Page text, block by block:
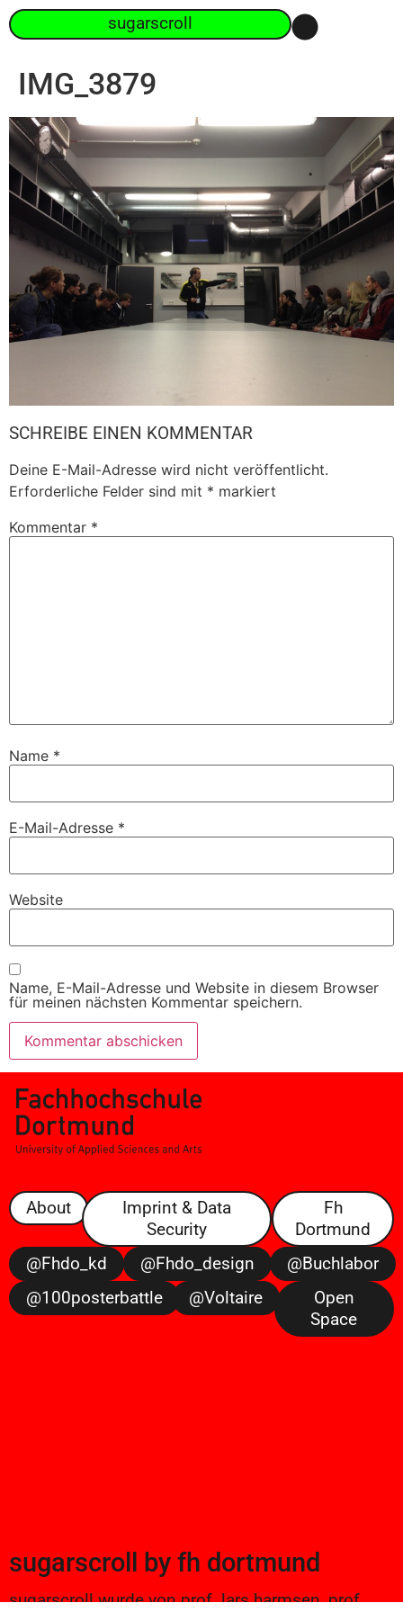
sugarscroll
IMG_3879
SCHREIBE EINEN KOMMENTAR
Deine E-Mail-Adresse wird nicht veröffentlicht.
Erforderliche Felder sind mit * markiert
Kommentar *
Name *
E-Mail-Adresse *
Website
Name, E-Mail-Adresse und Website in diesem Browser
für meinen nächsten Kommentar speichern.
About
Imprint & Data
Security
Fh
Dortmund
@fhdo_kd
@fhdo_design
@buchlabor
@100posterbattle
@voltaire
Open
Space
sugarscroll by fh dortmund
sugarscroll wurde von prof. lars harmsen, prof.